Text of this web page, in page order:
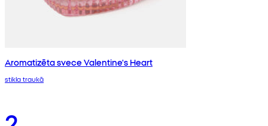
Aromatizēta svece Valentine's Heart
stikla traukā